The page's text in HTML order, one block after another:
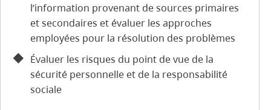
l’information provenant de sources primaires
et secondaires et évaluer les approches
employées pour la résolution des problèmes
Évaluer les risques du point de vue de la
sécurité personnelle et de la responsabilité
sociale